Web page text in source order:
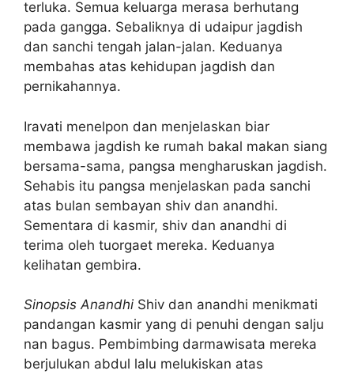
terluka. Semua keluarga merasa berhutang
pada gangga. Sebaliknya di udaipur jagdish
dan sanchi tengah jalan-jalan. Keduanya
membahas atas kehidupan jagdish dan
pernikahannya.
Iravati menelpon dan menjelaskan biar
membawa jagdish ke rumah bakal makan siang
bersama-sama, pangsa mengharuskan jagdish.
Sehabis itu pangsa menjelaskan pada sanchi
atas bulan sembayan shiv dan anandhi.
Sementara di kasmir, shiv dan anandhi di
terima oleh tuorgaet mereka. Keduanya
kelihatan gembira.
Sinopsis Anandhi Shiv dan anandhi menikmati
pandangan kasmir yang di penuhi dengan salju
nan bagus. Pembimbing darmawisata mereka
berjulukan abdul lalu melukiskan atas